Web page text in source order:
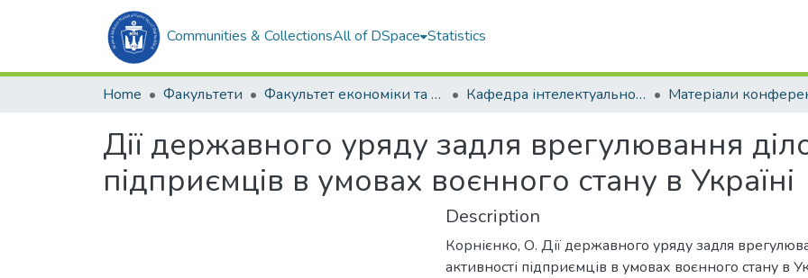
Communities & CollectionsAll of DSpace Statistics
Home Факультети Факультет економіки та екології моря (ФЕЕМ) Кафедра інтелектуальної цифрової економіки (ІЦЕ)
Дії державного уряду задля врегулювання
підприємців в умовах воєнного стану в Україні
Description
Корнієнко, О. Дії державного уряду задля
активності підприємців в умовах воєнного стану в